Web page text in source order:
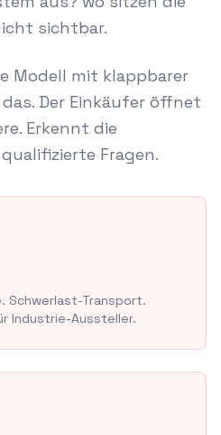
sichtbar.
Modell mit klappbarer
Der Einkäufer öffnet
Erkennt die
Fragen.
Schwerlast-Transport.
Industrie-Aussteller.